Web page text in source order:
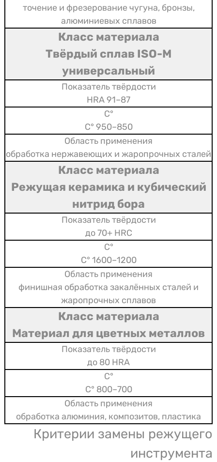
точение и фрезерование чугуна, бронзы,
алюминиевых сплавов
Твёрдый сплав ISO-M
универсальный
87–91 HRA
850–950 °C
обработка нержавеющих и жаропрочных сталей
Режущая керамика и кубический
нитрид бора
до 70+ HRC
1200–1600 °C
финишная обработка закалённых сталей и
жаропрочных сплавов
Материал для цветных металлов
до 80 HRA
700–800 °C
обработка алюминия, композитов, пластика
Критерии замены режущего
инструмента